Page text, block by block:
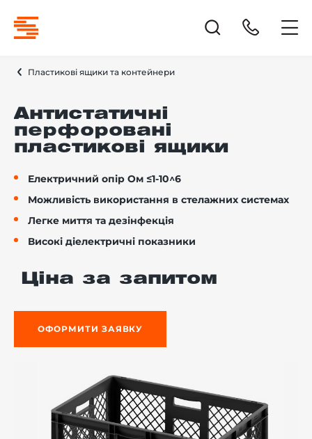
Пластикові ящики та контейнери
Антистатичні
перфоровані
пластикові ящики
Електричний опір Ом ≤1-10^6
Можливість використання в стелажних системах
Легке миття та дезінфекція
Високі діелектричні показники
Ціна за запитом
ОФОРМИТИ ЗАЯВКУ